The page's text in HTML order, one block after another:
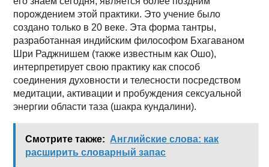
порождением этой практики. Это учение было
создано только в 20 веке. Эта форма тантры,
разработанная индийским философом Бхагаваном
Шри Раджнишем (также известным как Ошо),
интерпретирует свою практику как способ
соединения духовности и телесности посредством
медитации, активации и пробуждения сексуальной
энергии области таза (шакра кундалини).
Смотрите также: Английские слова: как
расширить словарный запас